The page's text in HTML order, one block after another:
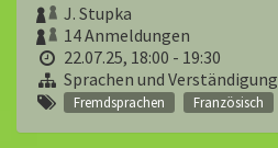
J. Stupka
14 Anmeldungen
22.07.25, 18:00 - 19:30
Sprachen und Verständigung
Fremdsprachen Französisch